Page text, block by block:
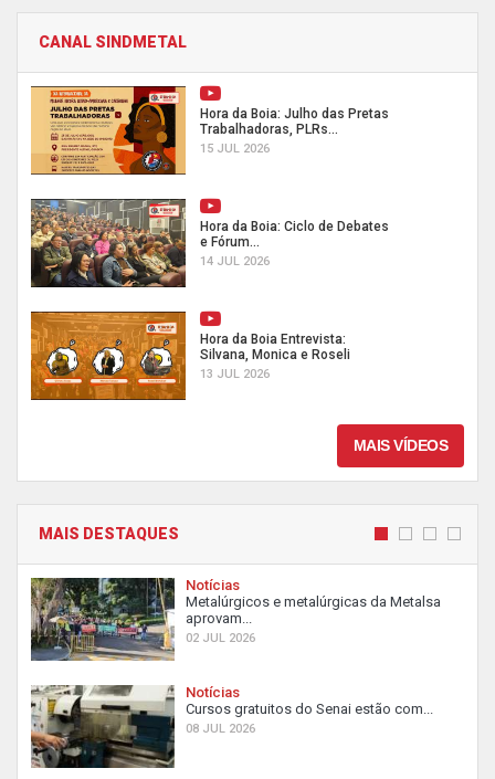
CANAL SINDMETAL
Hora da Boia: Julho das Pretas
Trabalhadoras, PLRs...
15 JUL 2026
Hora da Boia: Ciclo de Debates
e Fórum...
14 JUL 2026
Hora da Boia Entrevista:
Silvana, Monica e Roseli
13 JUL 2026
MAIS VÍDEOS
MAIS DESTAQUES
Notícias
Metalúrgicos e metalúrgicas da Metalsa
aprovam...
02 JUL 2026
Notícias
Cursos gratuitos do Senai estão com...
08 JUL 2026